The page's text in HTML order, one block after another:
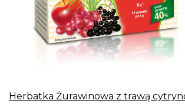
Herbatka Żurawinowa z trawą